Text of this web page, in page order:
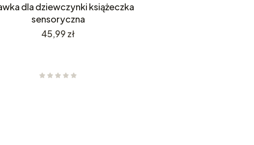
dla dziewczynki książeczka
sensoryczna
Cena
45,99 zł